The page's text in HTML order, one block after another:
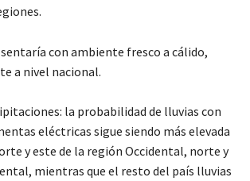
con ambiente fresco a cálido,
a nivel nacional.
la probabilidad de lluvias con
eléctricas sigue siendo más elevada
y este de la región Occidental, norte y
mientras que el resto del país lluvias